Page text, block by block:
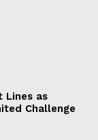
Lines as
Challenge